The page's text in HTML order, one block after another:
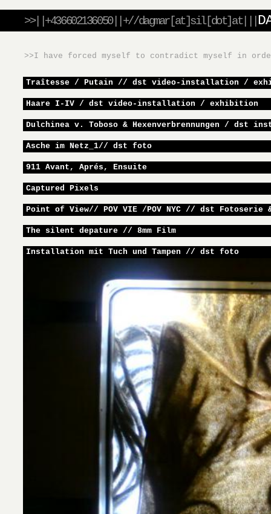
>>||+436602136050||+//dagmar[at]sil[dot]at|||
>>I have forced myself to contradict myself in
Traîtesse / Putain // dst video-installation /
Haare I-IV / dst video-installation / exhibition
Dulchinea v. Toboso & Hexenverbrennungen /
Asche im Netz_1// dst foto
911 Avant, Aprés, Ensuite
Captured Pixels
Point of View// POV VIE /POV NYC // dst Fotoserie
The silent depature // 8mm Film
Installation mit Tuch und Tampen // dst foto